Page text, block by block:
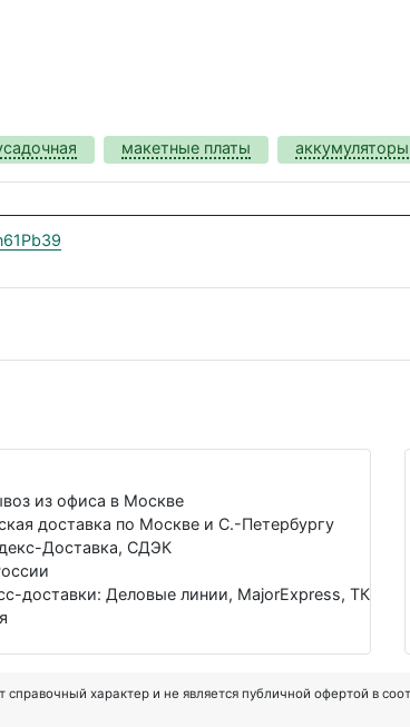
макетные платы аккумуляторы
из офиса в Москве
доставка по Москве и С.-Петербургу
Доставка, СДЭК
доставки: Деловые линии, MajorExpress, ТК
характер и не является публичной офертой в